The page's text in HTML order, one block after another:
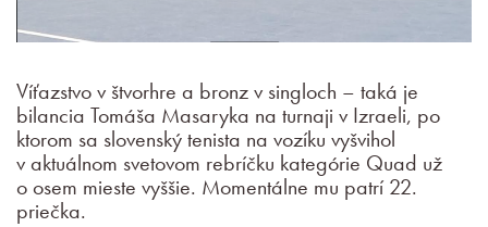
Víťazstvo v štvorhre a bronz v singloch – taká je
bilancia Tomáša Masaryka na turnaji v Izraeli, po
ktorom sa slovenský tenista na vozíku vyšvihol
v aktuálnom svetovom rebríčku kategórie Quad už
o osem mieste vyššie. Momentálne mu patrí 22.
priečka.